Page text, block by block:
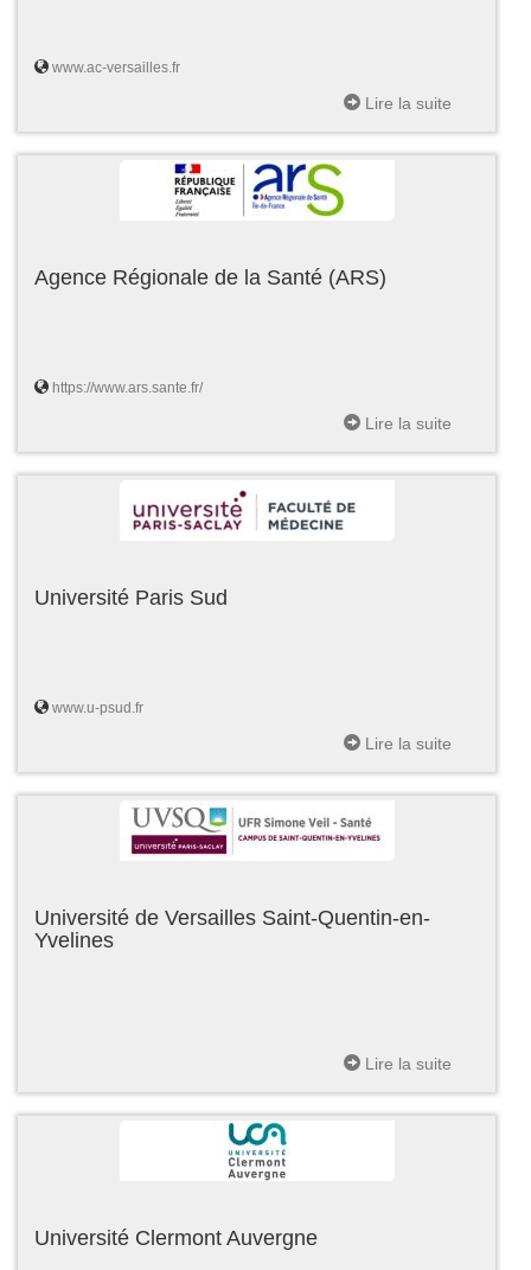
www.ac-versailles.fr
Lire la suite
Agence Régionale de la Santé (ARS)
https://www.ars.sante.fr/
Lire la suite
Université Paris Sud
www.u-psud.fr
Lire la suite
Université de Versailles Saint-Quentin-en-
Yvelines
Lire la suite
Université Clermont Auvergne